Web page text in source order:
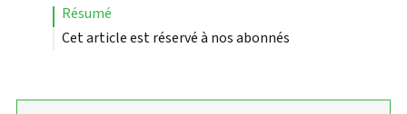
résumé
Cet article est réservé à nos abonnés